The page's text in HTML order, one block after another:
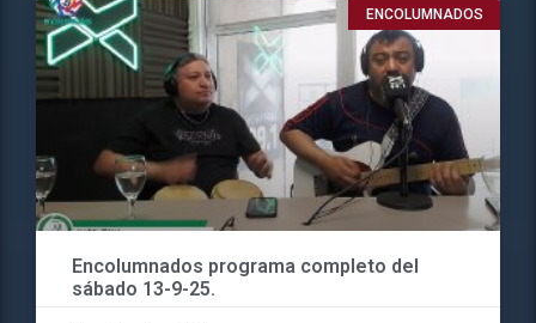
ENCOLUMNADOS
Encolumnados programa completo del
sábado 13-9-25.